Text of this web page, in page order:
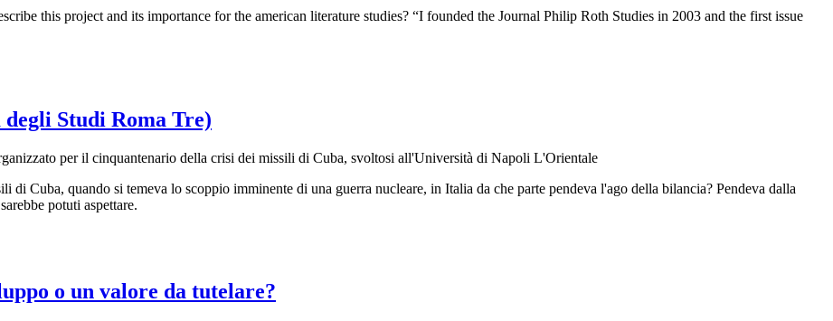
this project and its importance for the american literature studies? “I founded the Journal Philip Roth Studies in 2003 and the first issue
Studi Roma Tre)
per il cinquantenario della crisi dei missili di Cuba, svoltosi all'Università di Napoli L'Orientale
quando si temeva lo scoppio imminente di una guerra nucleare, in Italia da che parte pendeva l'ago della bilancia? Pendeva dalla
potuti aspettare.
o un valore da tutelare?